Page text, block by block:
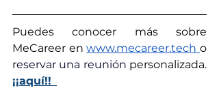
Puedes conocer más sobre
MeCareer en www.mecareer.tech o
reservar una reunión
¡¡aquí!!